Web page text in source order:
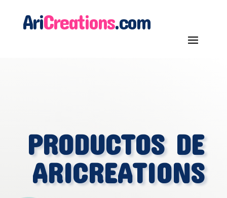
AriCreations.com
PRODUCTOS DE
ARICREATIONS